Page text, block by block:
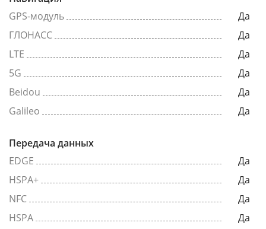
GPS-модуль
Да
ГЛОНАСС
Да
LTE
Да
5G
Да
Beidou
Да
Galileo
Да
Передача данных
EDGE
Да
HSPA+
Да
NFC
Да
HSPA
Да